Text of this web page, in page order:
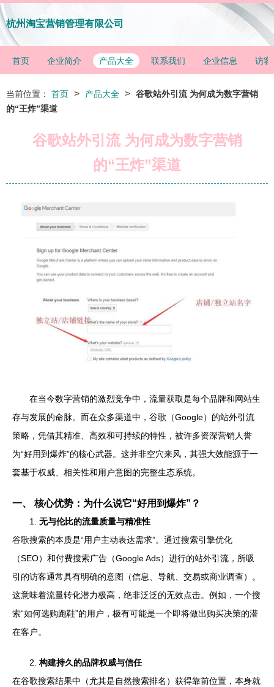
杭州淘宝营销管理有限公司
首页 企业简介 产品大全 联系我们 企业信息 访客
当前位置： 首页 > 产品大全 > 谷歌站外引流 为何成为数字营销
的“王炸”渠道
谷歌站外引流 为何成为数字营销
的“王炸”渠道
在当今数字营销的激烈竞争中，流量获取是每个品牌和网站生
存与发展的命脉。而在众多渠道中，谷歌（Google）的站外引流
策略，凭借其精准、高效和可持续的特性，被许多资深营销人誉
为“好用到爆炸”的核心武器。这并非空穴来风，其强大效能源于一
套基于权威、相关性和用户意图的完整生态系统。
一、 核心优势：为什么说它“好用到爆炸”？
1. 无与伦比的流量质量与精准性
谷歌搜索的本质是“用户主动表达需求”。通过搜索引擎优化
（SEO）和付费搜索广告（Google Ads）进行的站外引流，所吸
引的访客通常具有明确的意图（信息、导航、交易或商业调查）。
这意味着流量转化潜力极高，绝非泛泛的无效点击。例如，一个搜
索“如何选购跑鞋”的用户，极有可能是一个即将做出购买决策的潜
在客户。
2. 构建持久的品牌权威与信任
在谷歌搜索结果中（尤其是自然搜索排名）获得靠前位置，本身就